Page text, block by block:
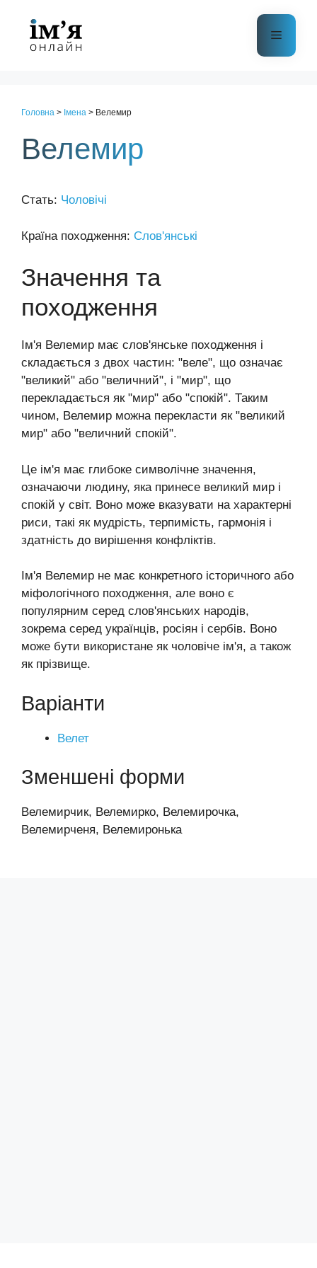
контенту
Меню
Головна > Імена > Велемир
Велемир
Стать: Чоловічі
Країна походження: Слов'янські
Значення та
походження
Ім'я Велемир має слов'янське походження і
складається з двох частин: "веле", що означає
"великий" або "величний", і "мир", що
перекладається як "мир" або "спокій". Таким
чином, Велемир можна перекласти як "великий
мир" або "величний спокій".
Це ім'я має глибоке символічне значення,
означаючи людину, яка принесе великий мир і
спокій у світ. Воно може вказувати на характерні
риси, такі як мудрість, терпимість, гармонія і
здатність до вирішення конфліктів.
Ім'я Велемир не має конкретного історичного або
міфологічного походження, але воно є
популярним серед слов'янських народів,
зокрема серед українців, росіян і сербів. Воно
може бути використане як чоловіче ім'я, а також
як прізвище.
Варіанти
Велет
Зменшені форми
Велемирчик, Велемирко, Велемирочка,
Велемирченя, Велемиронька